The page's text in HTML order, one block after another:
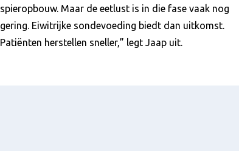
spieropbouw. Maar de eetlust is in die fase vaak nog
gering. Eiwitrijke sondevoeding biedt dan uitkomst.
Patiënten herstellen sneller,” legt Jaap uit.